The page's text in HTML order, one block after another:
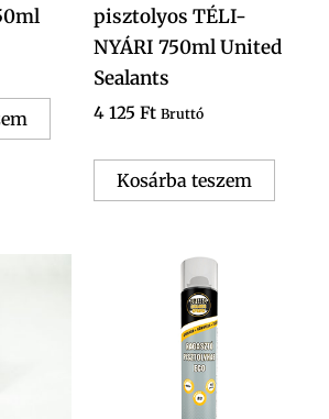
pisztolyos TÉLI-
NYÁRI 750ml United
Sealants
4 125 Ft Bruttó
Kosárba teszem